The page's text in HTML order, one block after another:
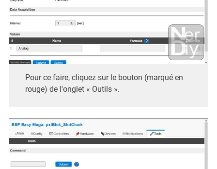
Pour ce faire, cliquez sur le bouton (marqué en
rouge) de l'onglet « Outils ».